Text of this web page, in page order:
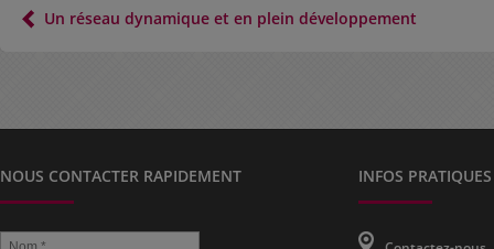
Un réseau dynamique et en plein développement
NOUS CONTACTER RAPIDEMENT INFOS PRATIQUES